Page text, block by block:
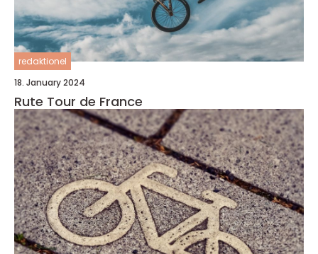
redaktionel
18. January 2024
Rute Tour de France